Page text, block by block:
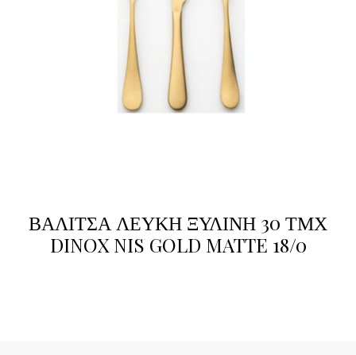
ΒΑΛΙΤΣΑ ΛΕΥΚΗ ΞΥΛΙΝΗ 30 ΤΜΧ
DINOX NIS GOLD MATTE 18/0